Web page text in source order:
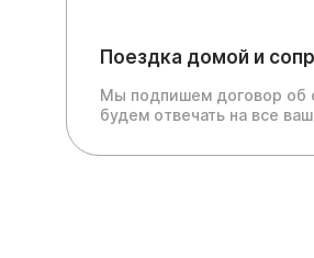
Поездка домой и
Мы подпишем договор об
будем отвечать на все